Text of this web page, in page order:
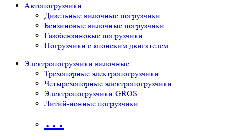
Автопогрузчики
Дизельные вилочные погрузчики
Бензиновые вилочные погрузчики
Газобензиновые погрузчики
Погрузчики с японским двигателем
Электропогрузчики вилочные
Трехопорные электропогрузчики
Четырёхопорные электропогрузчики
Электропогрузчики GROS
Литий-ионные погрузчики
…